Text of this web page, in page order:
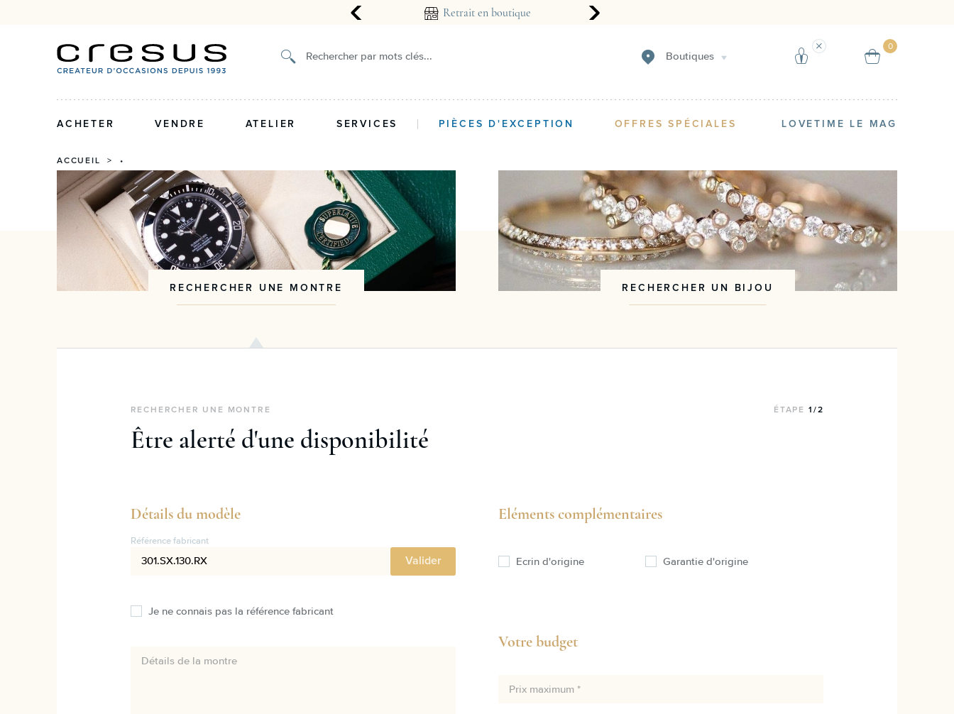
Authenticité certifiée et garantie 2 ans Retrait en boutique
Rechercher par mots clés... Boutiques
0
ACHETER VENDRE ATELIER SERVICES PIÈCES D'EXCEPTION OFFRES SPÉCIALES LOVETIME LE MAG
ACCUEIL > •
RECHERCHER UNE MONTRE RECHERCHER UN BIJOU
RECHERCHER UNE MONTRE ÉTAPE 1/2
Être alerté d'une disponibilité
Détails du modèle
Référence fabricant
Valider
Je ne connais pas la référence fabricant
Détails de la montre
Eléments complémentaires
Ecrin d'origine Garantie d'origine
Votre budget
Prix maximum *